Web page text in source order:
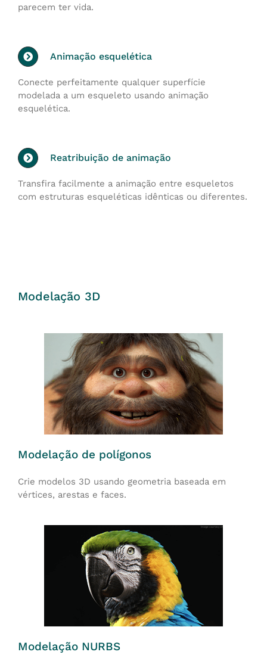
parecem ter vida.
Animação esquelética
Conecte perfeitamente qualquer superfície
modelada a um esqueleto usando animação
esquelética.
Reatribuição de animação
Transfira facilmente a animação entre esqueletos
com estruturas esqueléticas idênticas ou diferentes.
Modelação 3D
Modelação de polígonos
Crie modelos 3D usando geometria baseada em
vértices, arestas e faces.
Modelação NURBS